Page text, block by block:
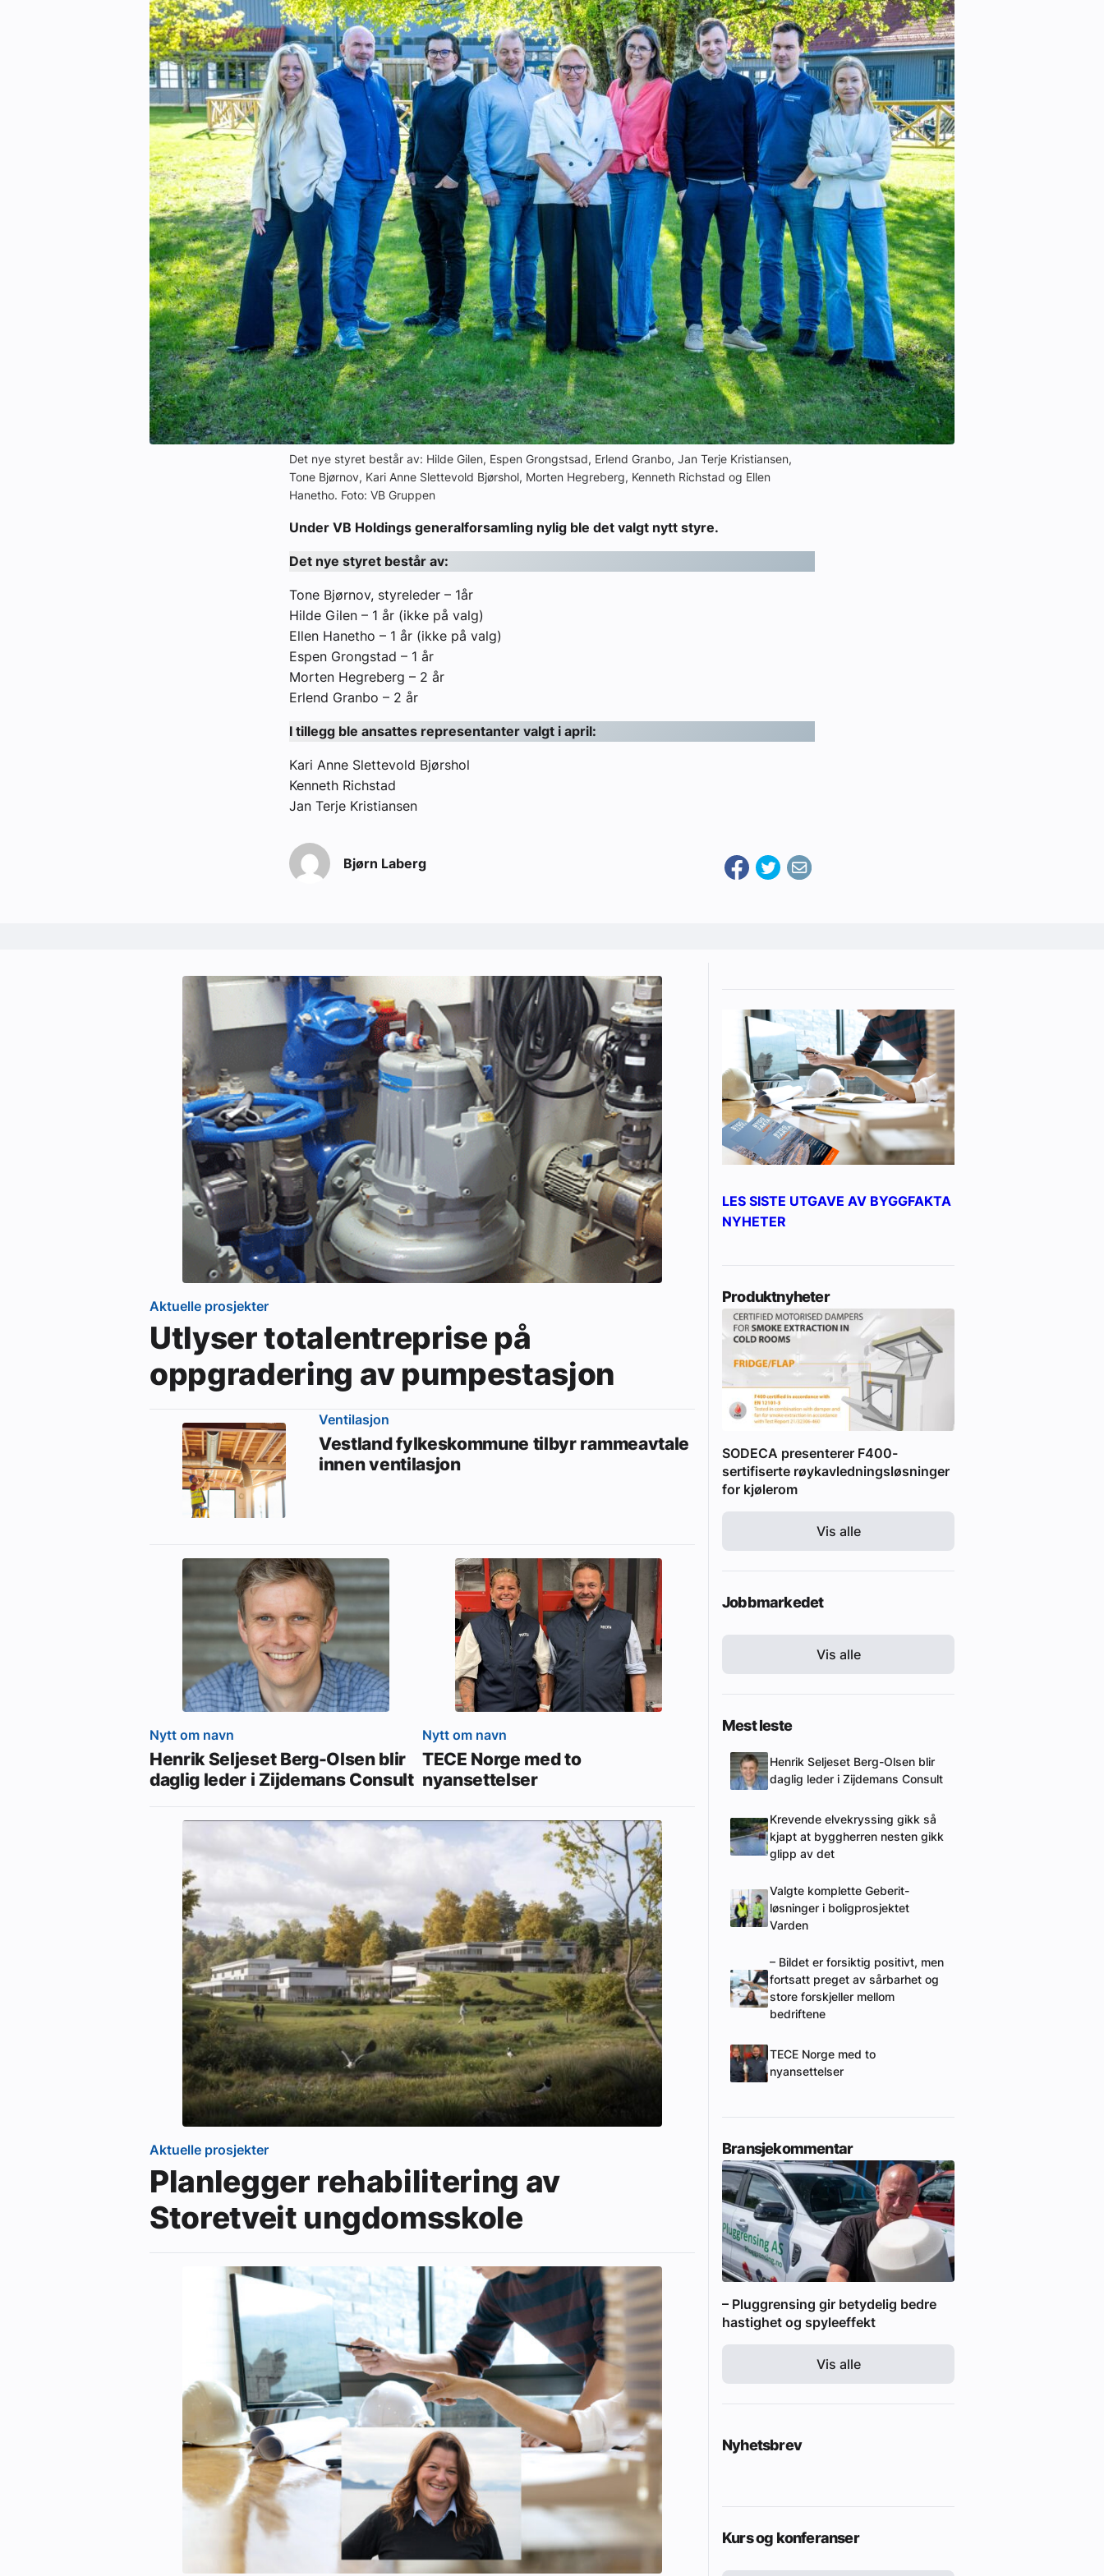
Kontakt oss:
Abonner på fagbladet Byggfakta Nyheter
Annonsere i VVS Aktuelt
Kontakt oss
Tips oss
eBlad
Det nye styret består av: Hilde Gilen, Espen Grongstsad, Erlend Granbo, Jan Terje Kristiansen,
Tone Bjørnov, Kari Anne Slettevold Bjørshol, Morten Hegreberg, Kenneth Richstad og Ellen
Hanetho. Foto: VB Gruppen
Under VB Holdings generalforsamling nylig ble det valgt nytt styre.
Det nye styret består av:
Tone Bjørnov, styreleder – 1år
Hilde Gilen – 1 år (ikke på valg)
Ellen Hanetho – 1 år (ikke på valg)
Espen Grongstad – 1 år
Morten Hegreberg – 2 år
Erlend Granbo – 2 år
I tillegg ble ansattes representanter valgt i april:
Kari Anne Slettevold Bjørshol
Kenneth Richstad
Jan Terje Kristiansen
Bjørn Laberg
Aktuelle prosjekter
Utlyser totalentreprise på
oppgradering av pumpestasjon
Ventilasjon
Vestland fylkeskommune tilbyr rammeavtale
innen ventilasjon
Nytt om navn
Henrik Seljeset Berg-Olsen blir
daglig leder i Zijdemans Consult
Nytt om navn
TECE Norge med to
nyansettelser
Aktuelle prosjekter
Planlegger rehabilitering av
Storetveit ungdomsskole
LES SISTE UTGAVE AV BYGGFAKTA
NYHETER
Produktnyheter
SODECA presenterer F400-
sertifiserte røykavledningsløsninger
for kjølerom
Vis alle
Jobbmarkedet
Vis alle
Mest leste
Henrik Seljeset Berg-Olsen blir
daglig leder i Zijdemans Consult
Krevende elvekryssing gikk så
kjapt at byggherren nesten gikk
glipp av det
Valgte komplette Geberit-
løsninger i boligprosjektet
Varden
– Bildet er forsiktig positivt, men
fortsatt preget av sårbarhet og
store forskjeller mellom
bedriftene
TECE Norge med to
nyansettelser
Bransjekommentar
– Pluggrensing gir betydelig bedre
hastighet og spyleeffekt
Vis alle
Nyhetsbrev
Kurs og konferanser